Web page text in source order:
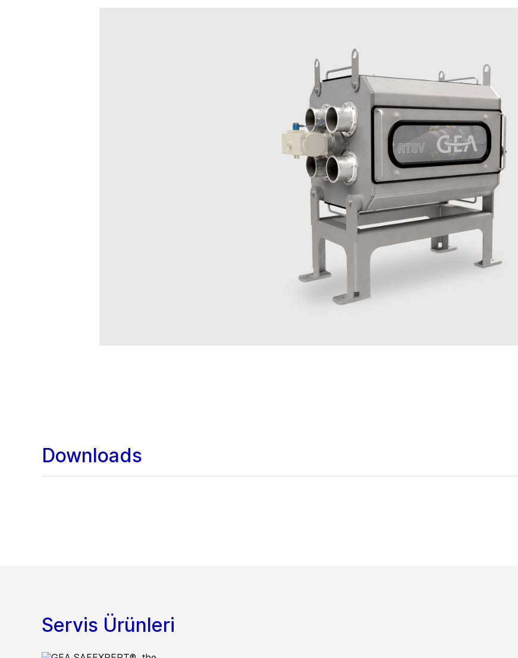
Downloads
Servis Ürünleri